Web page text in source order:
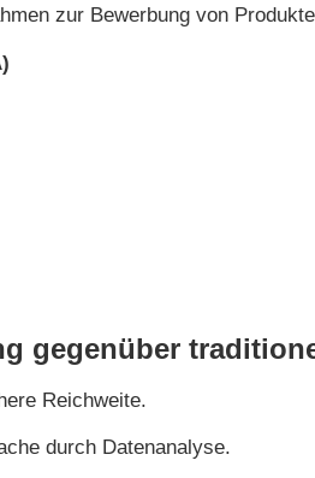
zur Bewerbung von
gegenüber
Reichweite.
durch Datenanalyse.